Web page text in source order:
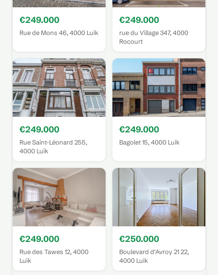
€249.000
Rue de Mons 46, 4000 Luik
€249.000
rue du Village 347, 4000
Rocourt
€249.000
Rue Saint-Léonard 255,
4000 Luik
€249.000
Bagolet 15, 4000 Luik
€249.000
Rue des Tawes 12, 4000
Luik
€250.000
Boulevard d'Avroy 21 22,
4000 Luik